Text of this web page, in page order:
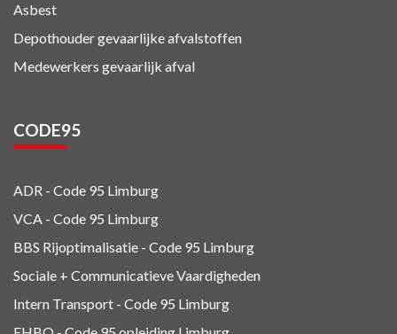
Asbest
Depothouder gevaarlijke afvalstoffen
Medewerkers gevaarlijk afval
CODE95
ADR - Code 95 Limburg
VCA - Code 95 Limburg
BBS Rijoptimalisatie - Code 95 Limburg
Sociale + Communicatieve Vaardigheden
Intern Transport - Code 95 Limburg